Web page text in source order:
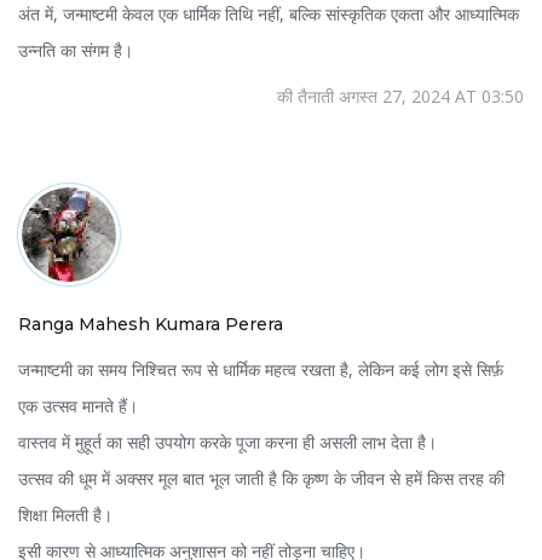
अंत में, जन्माष्टमी केवल एक धार्मिक तिथि नहीं, बल्कि सांस्कृतिक एकता और आध्यात्मिक
उन्नति का संगम है।
की तैनाती अगस्त 27, 2024 AT 03:50
Ranga Mahesh Kumara Perera
जन्माष्टमी का समय निश्चित रूप से धार्मिक महत्व रखता है, लेकिन कई लोग इसे सिर्फ़
एक उत्सव मानते हैं।
वास्तव में मुहूर्त का सही उपयोग करके पूजा करना ही असली लाभ देता है।
उत्सव की धूम में अक्सर मूल बात भूल जाती है कि कृष्ण के जीवन से हमें किस तरह की
शिक्षा मिलती है।
इसी कारण से आध्यात्मिक अनुशासन को नहीं तोड़ना चाहिए।